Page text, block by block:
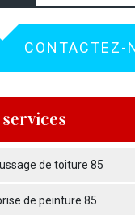
CONTACTEZ-
de toiture 85
de peinture 85